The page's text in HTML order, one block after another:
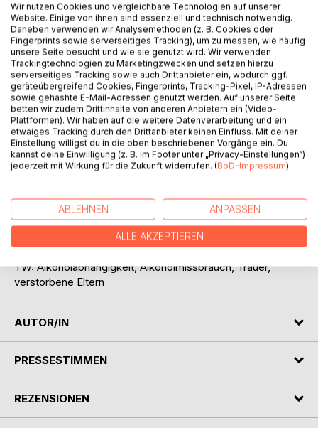
Fünf Jahre, nachdem er sein altes Leben und alle darin
zurückgelassen hat, findet sich Levi auf der kleinen Insel
wieder, auf der noch immer diejenigen leben, die ihm
einmal die Welt bedeutet haben. Darunter auch der Mann,
von dem Levis Lovesongs handeln, und dessen meerblaue
Augen Levi bis heute nicht vergessen kann.
Als Jordy wieder auf Levi trifft, kann er nicht leugnen, dass
die Vergangenheit auch ihn nicht losgelassen hat. Dass ein
Teil seines Herzens noch immer Levi gehört, trotz der
Ozeane unausgesprochener Worte zwischen ihnen.
Doch Levi ist nicht mehr der zurückhaltende Teenager, der
Scherben liegt.
Und Jordy hat nicht vor, sich noch einmal das Herz brechen
zu lassen, vor allem nicht von Levi ...
TW: Alkoholabhängigkeit, Alkoholmissbrauch, Trauer,
verstorbene Eltern
AUTOR/IN
PRESSESTIMMEN
REZENSIONEN
Wir nutzen Cookies und vergleichbare Technologien auf unserer
Website. Einige von ihnen sind essenziell und technisch notwendig.
Daneben verwenden wir Analysemethoden (z. B. Cookies oder
Fingerprints sowie serverseitiges Tracking), um zu messen, wie häufig
unsere Seite besucht und wie sie genutzt wird. Wir verwenden
Trackingtechnologien zu Marketingzwecken und setzen hierzu
serverseitiges Tracking sowie auch Drittanbieter ein, wodurch ggf.
geräteübergreifend Cookies, Fingerprints, Tracking-Pixel, IP-Adressen
sowie gehashte E-Mail-Adressen genutzt werden. Auf unserer Seite
betten wir zudem Drittinhalte von anderen Anbietern ein (Video-
Plattformen). Wir haben auf die weitere Datenverarbeitung und ein
etwaiges Tracking durch den Drittanbieter keinen Einfluss. Mit deiner
Einstellung willigst du in die oben beschriebenen Vorgänge ein. Du
kannst deine Einwilligung (z. B. im Footer unter „Privacy-Einstellungen“)
jederzeit mit Wirkung für die Zukunft widerrufen. (BoD-Impressum)
ABLEHNEN ANPASSEN
ALLE AKZEPTIEREN